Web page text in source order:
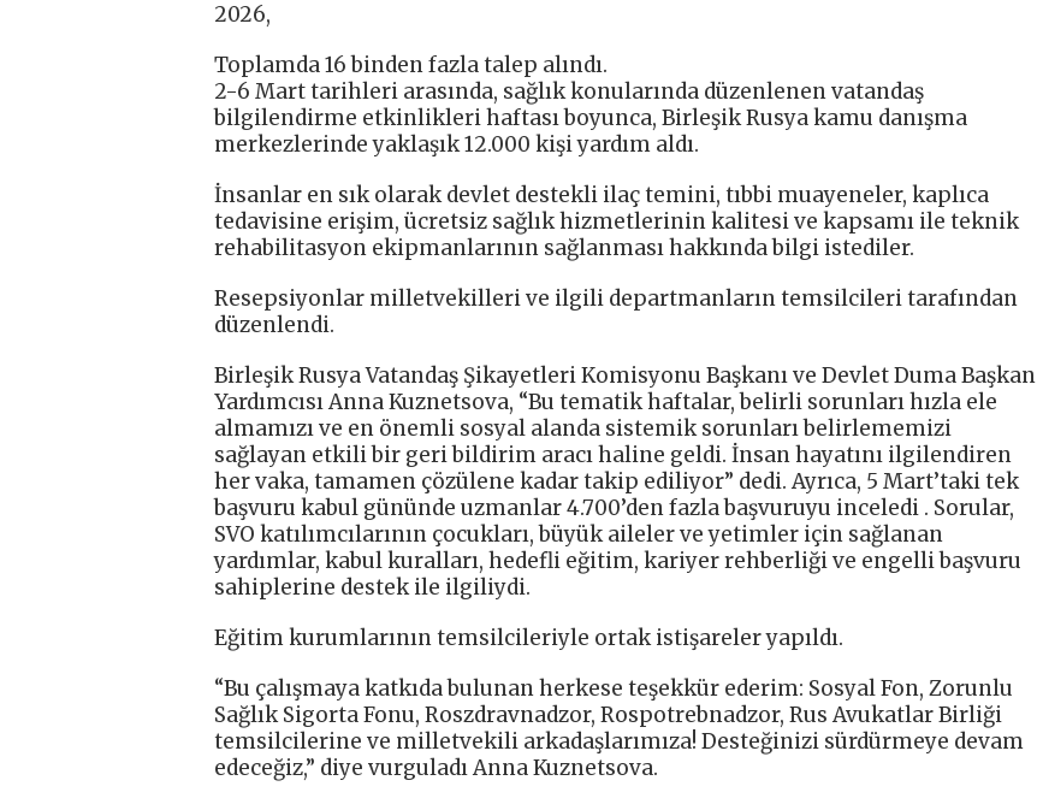
2026,
Toplamda 16 binden fazla talep alındı.
2-6 Mart tarihleri ​​arasında, sağlık konularında düzenlenen vatandaş
bilgilendirme etkinlikleri haftası boyunca, Birleşik Rusya kamu danışma
merkezlerinde yaklaşık 12.000 kişi yardım aldı.
İnsanlar en sık olarak devlet destekli ilaç temini, tıbbi muayeneler, kaplıca
tedavisine erişim, ücretsiz sağlık hizmetlerinin kalitesi ve kapsamı ile teknik
rehabilitasyon ekipmanlarının sağlanması hakkında bilgi istediler.
Resepsiyonlar milletvekilleri ve ilgili departmanların temsilcileri tarafından
düzenlendi.
Birleşik Rusya Vatandaş Şikayetleri Komisyonu Başkanı ve Devlet Duma Başkan
Yardımcısı Anna Kuznetsova, “Bu tematik haftalar, belirli sorunları hızla ele
almamızı ve en önemli sosyal alanda sistemik sorunları belirlememizi
sağlayan etkili bir geri bildirim aracı haline geldi. İnsan hayatını ilgilendiren
her vaka, tamamen çözülene kadar takip ediliyor” dedi. Ayrıca, 5 Mart’taki tek
başvuru kabul gününde uzmanlar 4.700’den fazla başvuruyu inceledi . Sorular,
SVO katılımcılarının çocukları, büyük aileler ve yetimler için sağlanan
yardımlar, kabul kuralları, hedefli eğitim, kariyer rehberliği ve engelli başvuru
sahiplerine destek ile ilgiliydi.
Eğitim kurumlarının temsilcileriyle ortak istişareler yapıldı.
“Bu çalışmaya katkıda bulunan herkese teşekkür ederim: Sosyal Fon, Zorunlu
Sağlık Sigorta Fonu, Roszdravnadzor, Rospotrebnadzor, Rus Avukatlar Birliği
temsilcilerine ve milletvekili arkadaşlarımıza! Desteğinizi sürdürmeye devam
edeceğiz,” diye vurguladı Anna Kuznetsova.